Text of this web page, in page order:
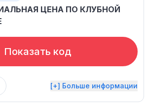
ЦЕНА ПО КЛУБНОЙ
Показать код
[+] Больше информации